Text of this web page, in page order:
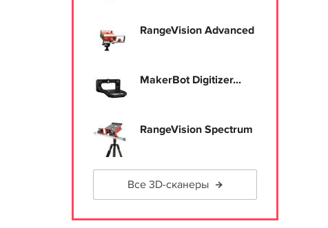
RangeVision Advanced
MakerBot Digitizer...
RangeVision Spectrum
Все 3D-сканеры